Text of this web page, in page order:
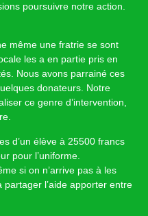
poursuivre notre action.
même une fratrie se sont
les a en partie pris en
Nous avons parrainé ces
donateurs. Notre
ce genre d’intervention,
d’un élève à 25500 francs
pour l’uniforme.
si on n’arrive pas à les
l’aide apporter entre